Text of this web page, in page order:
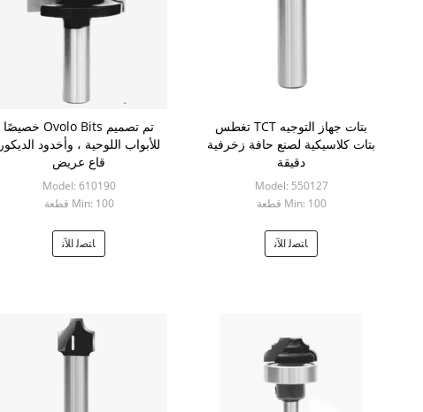
تم تصميم Ovolo Bits خصيصًا
للأبواب اللوحية ، وأخدود الديكور
قاع عريض
Model: 610190
Min: 100 قطعة
ﺎﺘﺼﻟ ﺍﻶﻧ
بتات جهاز التوجيه TCT تغطس
بتات كلاسيكية لصنع حافة زخرفية
دقيقة
Model: 550127
Min: 100 قطعة
ﺎﺘﺼﻟ ﺍﻶﻧ